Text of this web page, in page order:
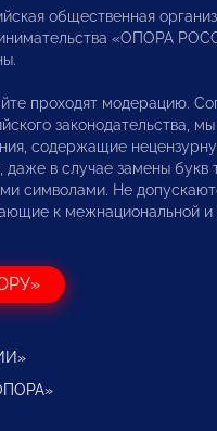
общественная
«ОПОРА
проходят модерацию.
законодательства,
содержащие
в случае замены букв
символами. Не
к межнациональной и